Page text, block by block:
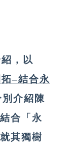
，以
–結合永
別介紹陳
合「永
其獨樹